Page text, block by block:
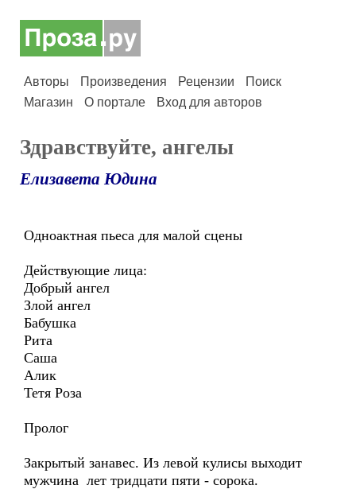
Авторы Произведения Рецензии
Поиск
Магазин
О портале Вход для авторов
Здравствуйте, ангелы
Елизавета Юдина
Одноактная пьеса для малой сцены
Действующие лица:
Добрый ангел
Злой ангел
Бабушка
Рита
Саша
Алик
Тетя Роза
Пролог
Закрытый занавес. Из левой кулисы выходит
мужчина лет тридцати пяти - сорока.